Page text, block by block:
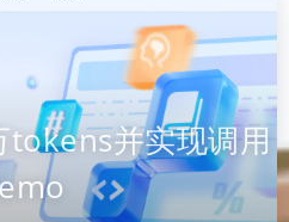
并实现调用